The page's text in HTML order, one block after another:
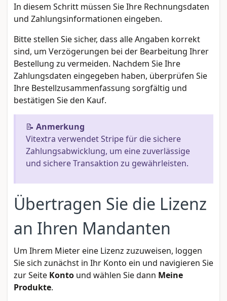
In diesem Schritt müssen Sie Ihre Rechnungsdaten
und Zahlungsinformationen eingeben.
Bitte stellen Sie sicher, dass alle Angaben korrekt
sind, um Verzögerungen bei der Bearbeitung Ihrer
Bestellung zu vermeiden. Nachdem Sie Ihre
Zahlungsdaten eingegeben haben, überprüfen Sie
Ihre Bestellzusammenfassung sorgfältig und
bestätigen Sie den Kauf.
📝 Anmerkung
Vitextra verwendet Stripe für die sichere
Zahlungsabwicklung, um eine zuverlässige
und sichere Transaktion zu gewährleisten.
Übertragen Sie die Lizenz
an Ihren Mandanten
Um Ihrem Mieter eine Lizenz zuzuweisen, loggen
Sie sich zunächst in Ihr Konto ein und navigieren Sie
zur Seite Konto und wählen Sie dann Meine
Produkte.